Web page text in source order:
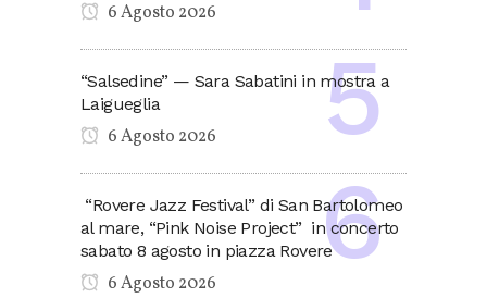
6 Agosto 2026
“Salsedine” — Sara Sabatini in mostra a
Laigueglia
6 Agosto 2026
“Rovere Jazz Festival” di San Bartolomeo
al mare, “Pink Noise Project” in concerto
sabato 8 agosto in piazza Rovere
6 Agosto 2026